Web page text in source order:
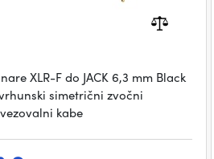
XLR-F do JACK 6,3 mm Black
simetrični zvočni
kabe